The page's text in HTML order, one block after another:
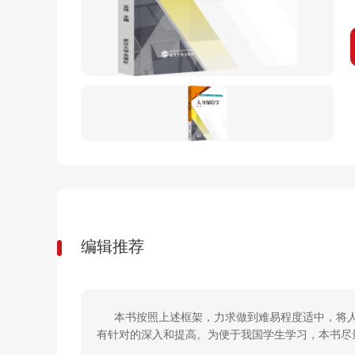
编辑推荐
本书按照上述框架，力求做到难易程度适中，将
有针对的深入和提高。为便于我国学生学习，本书